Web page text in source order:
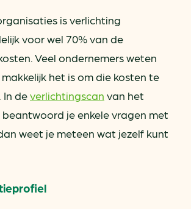
is verlichting
voor wel 70% van de
Veel ondernemers weten
het is om die kosten te
In deverlichtingscan van het
je enkele vragen met
weet je meteen wat jezelf kunt